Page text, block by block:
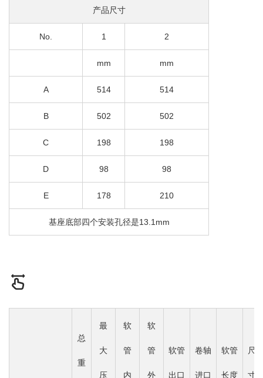
产品尺寸
No. 1 2
mm mm
A 514 514
B 502 502
C 198 198
D 98 98
E 178 210
基座底部四个安装孔径是13.1mm
总
重
最
大
压
软
管
内
软
管
外
软管
出口
卷轴
进口
软管
长度
尺
寸